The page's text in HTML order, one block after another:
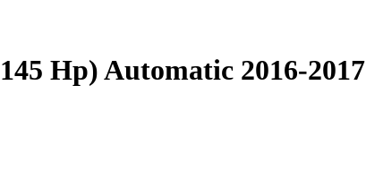
Hp) Automatic 2016-2017